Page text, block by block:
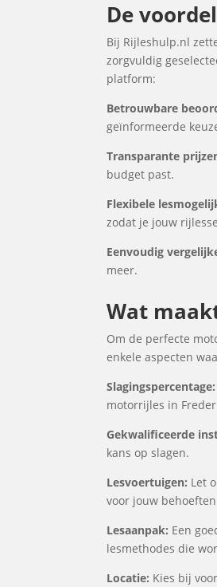
De
Bij Rijleshulp.nl
zorgvuldig
platform:
Betrouwbare
geïnformeerde
Transparante
budget past.
Flexibele
zodat je jouw
Eenvoudig
meer.
Wat
Om de perfecte
enkele aspecten
Slagingspercentage:
motorrijles in
Gekwalificeerde
kans op slagen.
Lesvoertuigen: Let
voor jouw
Lesaanpak: Een
lesmethodes die
Locatie: Kies bij